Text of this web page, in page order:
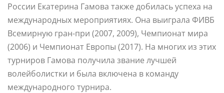
России Екатерина Гамова также добилась успеха на
международных мероприятиях. Она выиграла ФИВБ
Всемирную гран-при (2007, 2009), Чемпионат мира
(2006) и Чемпионат Европы (2017). На многих из этих
турниров Гамова получила звание лучшей
волейболистки и была включена в команду
международного турнира.